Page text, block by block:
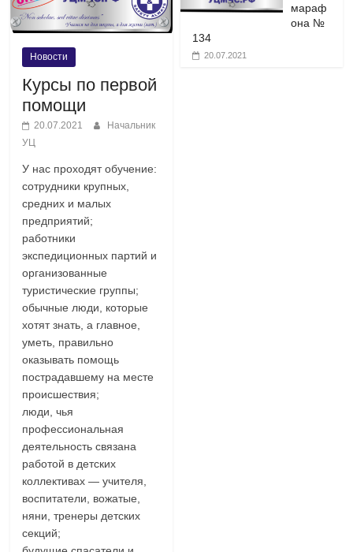
Новости
Курсы по первой
помощи
20.07.2021
Начальник
УЦ
У нас проходят обучение:
сотрудники крупных,
средних и малых
предприятий;
работники
экспедиционных партий и
организованные
туристические группы;
обычные люди, которые
хотят знать, а главное,
уметь, правильно
оказывать помощь
пострадавшему на месте
происшествия;
люди, чья
профессиональная
деятельность связана
работой в детских
коллективах — учителя,
воспитатели, вожатые,
няни, тренеры детских
секций;
мараф
она №
134
20.07.2021